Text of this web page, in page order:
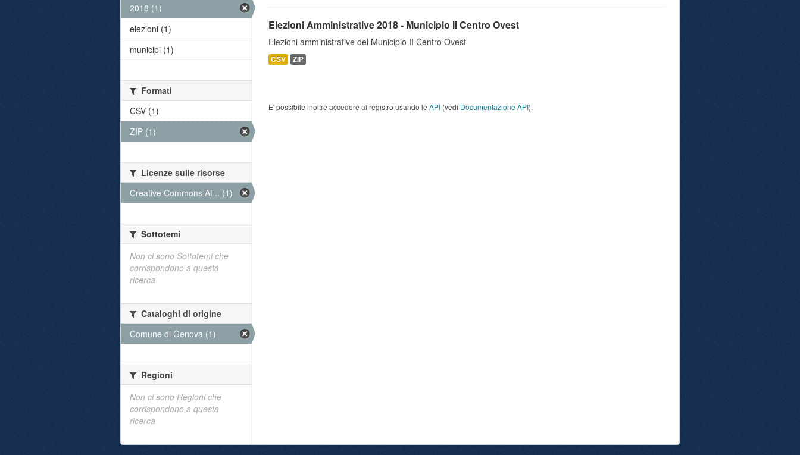
Elezioni Amministrative 2018 - Municipio II Centro Ovest
Elezioni amministrative del Municipio II Centro Ovest
CSV ZIP
E' possibile inoltre accedere al registro usando le API (vedi Documentazione API).
2018 (1)
elezioni (1)
municipi (1)
Formati
CSV (1)
ZIP (1)
Licenze sulle risorse
Creative Commons At... (1)
Sottotemi
Non ci sono Sottotemi che
corrispondono a questa
ricerca
Cataloghi di origine
Comune di Genova (1)
Regioni
Non ci sono Regioni che
corrispondono a questa
ricerca